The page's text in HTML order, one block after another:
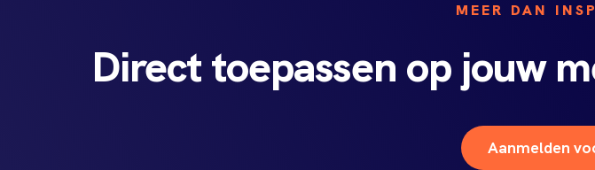
MEER DAN
Direct toepassen op jouw
Aanmelden